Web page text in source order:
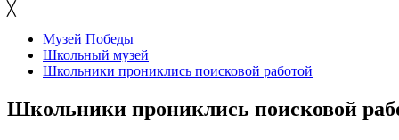
╳
Музей Победы
Школьный музей
Школьники прониклись поисковой работой
Школьники прониклись поисковой